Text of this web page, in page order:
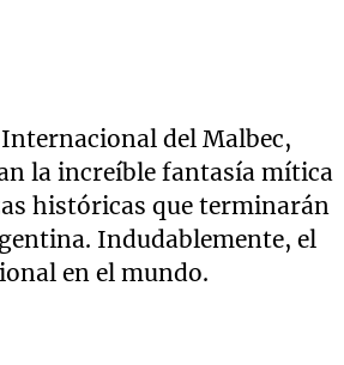
del Malbec,
la increíble fantasía mítica
históricas que terminarán
Indudablemente, el
en el mundo.